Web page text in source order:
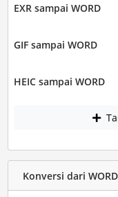
EXR sampai WORD
GIF sampai WORD
HEIC sampai WORD
Konversi dari WORD